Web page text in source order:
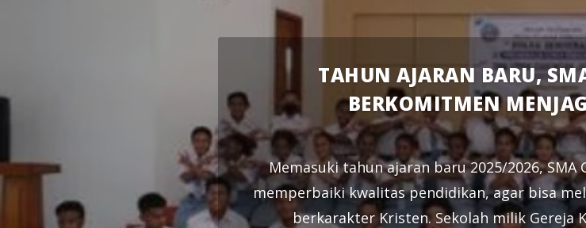
TAHUN AJARAN BARU,
BERKOMITMEN
Memasuki tahun ajaran baru 2025/2026,
memperbaiki kwalitas pendidikan, agar bisa
berkarakter Kristen. Sekolah milik Gereja